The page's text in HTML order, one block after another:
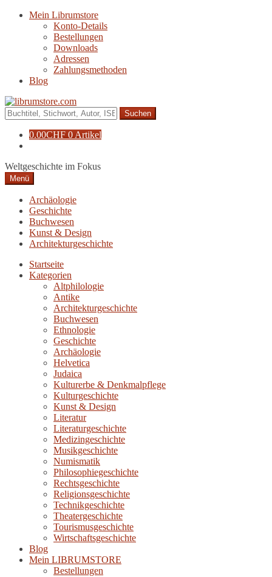
Navigation
Zum
Mein Librumstore
Konto-Details
Bestellungen
Downloads
Adressen
Zahlungsmethoden
Blog
Suche
nach:
0.00CHF 0 Artikel
Weltgeschichte im Fokus
Menü
Archäologie
Geschichte
Buchwesen
Kunst & Design
Architekturgeschichte
Startseite
Kategorien
Altphilologie
Antike
Architekturgeschichte
Buchwesen
Ethnologie
Geschichte
Archäologie
Helvetica
Judaica
Kulturerbe & Denkmalpflege
Kulturgeschichte
Kunst & Design
Literatur
Literaturgeschichte
Medizingeschichte
Musikgeschichte
Numismatik
Philosophiegeschichte
Rechtsgeschichte
Religionsgeschichte
Technikgeschichte
Theatergeschichte
Tourismusgeschichte
Wirtschaftsgeschichte
Blog
Mein LIBRUMSTORE
Bestellungen